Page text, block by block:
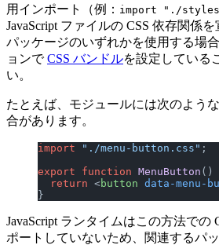
用インポート（例： import "./
JavaScript ファイルの CSS 依存関係
パッケージのいずれかを使用する場
ョンでCSS バンドルを設定している
い。
たとえば、モジュールには次のよう
合があります。
import "./menu-button.css" ;
export function MenuButton ()
  return
<button data-menu-
}
JavaScript ランタイムはこの方法での
ポートしていないため、関連するパ